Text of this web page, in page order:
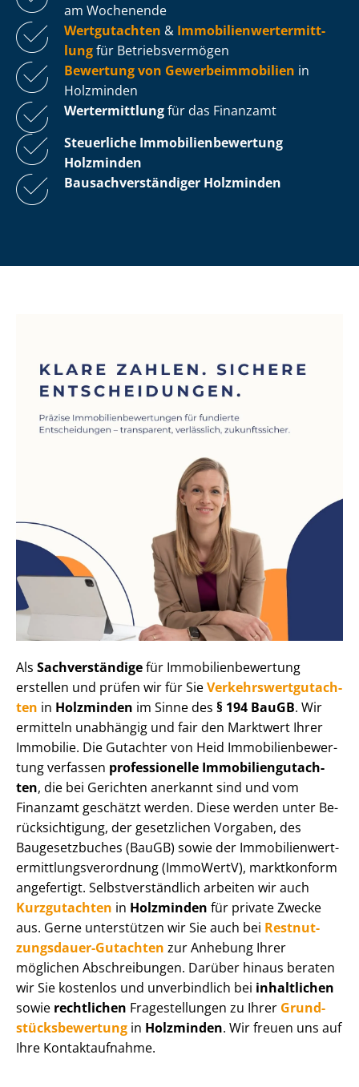
am Wochenende
Wertgutachten & Im­mo­bi­li­en­wert­ermitt­
lungfür Be­triebs­ver­mö­gen
Bewertung von Ge­wer­be­im­mo­bi­li­en in
Holzminden
Wertermittlungfür das Finanzamt
Steuerliche Im­mo­bi­li­en­be­wer­tung
Holzminden
Bau­sach­ver­stän­di­ger Holzminden
Als Sachverständigefür Im­mo­bi­li­en­be­wer­tung
erstellen und prüfen wir für SieVer­kehrs­wert­gut­ach­
ten in Holzminden im Sinne des § 194 BauGB. Wir
ermitteln unabhängig und fair den Marktwert Ihrer
Immobilie. Die Gutachter von Heid Im­mo­bi­li­en­be­wer­
tung verfassen professionelle Im­mo­bi­li­en­gut­ach­
ten, die bei Gerichten anerkannt sind und vom
Finanzamt geschätzt werden. Diese werden unter Be­
rück­sich­ti­gung, der gesetzlichen Vorgaben, des
Baugesetzbuches (BauGB) sowie der Im­mo­bi­li­en­wert­
ermitt­lungs­ver­ord­nung (ImmoWertV), marktkonform
angefertigt. Selbst­ver­ständ­lich arbeiten wir auch
Kurzgutachten in Holzminden für private Zwecke
aus. Gerne unterstützen wir Sie auch bei Rest­nut­
zungs­dau­er-Gutachten zur Anhebung Ihrer
möglichen Abschreibungen. Darüber hinaus beraten
wir Sie kostenlos und unverbindlich bei inhaltlichen
sowie rechtlichen Fragestellungen zu Ihrer Grund­
stücks­be­wer­tung in Holzminden. Wir freuen uns auf
Ihre Kontaktaufnahme.